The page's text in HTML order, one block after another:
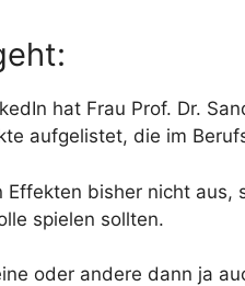
hat Frau Prof. Dr.
aufgelistet, die im
bisher nicht aus,
spielen sollten.
oder andere dann ja